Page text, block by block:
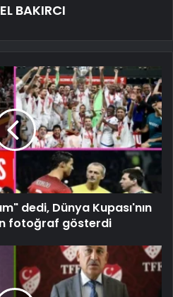
BAKIRCI
dedi, Dünya Kupası'nın
fotoğraf gösterdi